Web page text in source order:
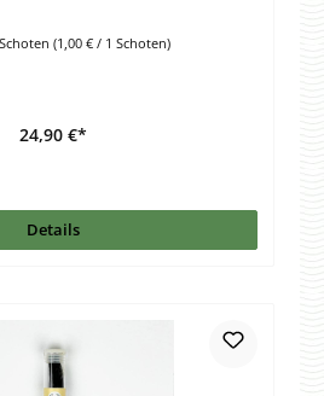
(1,00 € / 1 Schoten)
24,90 €*
Details